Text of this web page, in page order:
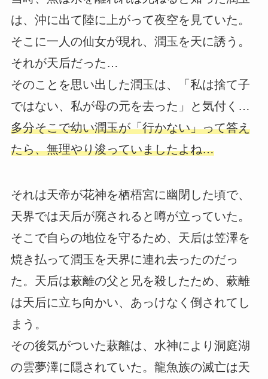
は、沖に出て陸に上がって夜空を見ていた。
そこに一人の仙女が現れ、潤玉を天に誘う。
それが天后だった…
そのことを思い出した潤玉は、「私は捨て子
ではない、私が母の元を去った」と気付く…
多分そこで幼い潤玉が「行かない」って答え
たら、無理やり浚っていましたよね…
それは天帝が花神を栖梧宮に幽閉した頃で、
天界では天后が廃されると噂が立っていた。
そこで自らの地位を守るため、天后は笠澤を
焼き払って潤玉を天界に連れ去ったのだっ
た。天后は蔌離の父と兄を殺したため、蔌離
は天后に立ち向かい、あっけなく倒されてし
まう。
その後気がついた蔌離は、水神により洞庭湖
の雲夢澤に隠されていた。龍魚族の滅亡は天